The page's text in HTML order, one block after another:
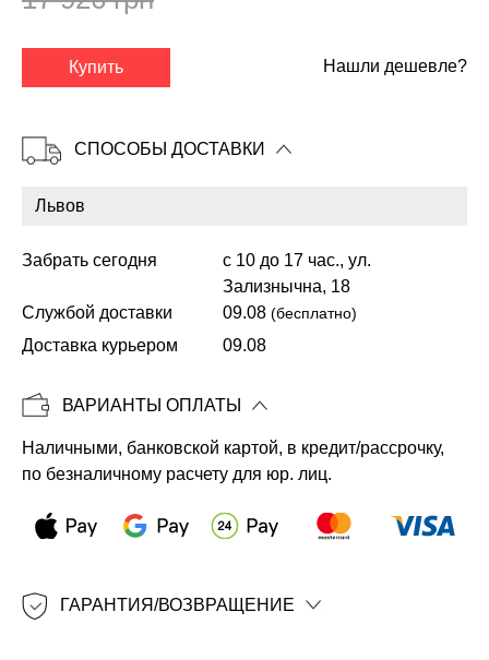
Копировать
Купить Нашли дешевле?
СПОСОБЫ ДОСТАВКИ
Забрать сегодня
с 10 до 17 час., ул.
Зализнычна, 18
Службой доставки
09.08 (бесплатно)
Доставка курьером 09.08
ВАРИАНТЫ ОПЛАТЫ
Наличными, банковской картой, в кредит/рассрочку,
по безналичному расчету для юр. лиц.
ГАРАНТИЯ/ВОЗВРАЩЕНИЕ